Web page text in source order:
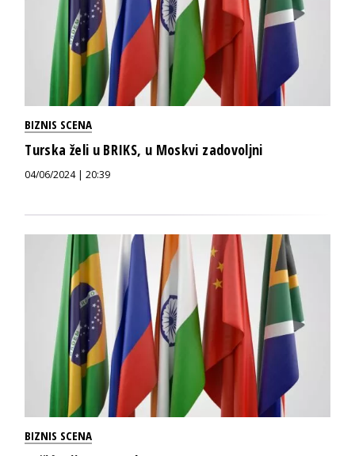
BIZNIS SCENA
Turska želi u BRIKS, u Moskvi zadovoljni
04/06/2024 | 20:39
BIZNIS SCENA